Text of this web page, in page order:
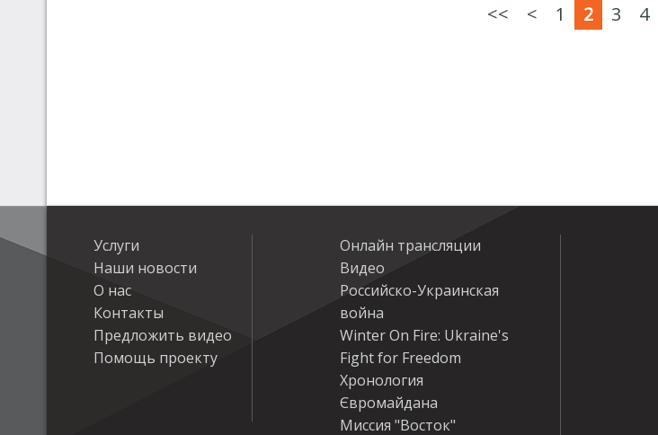
<< < 1 2 3 4
Услуги
Наши новости
О нас
Контакты
Предложить видео
Помощь проекту
Онлайн трансляции
Видео
Российско-Украинская
война
Winter On Fire: Ukraine's
Fight for Freedom
Хронология
Євромайдана
Миссия "Восток"